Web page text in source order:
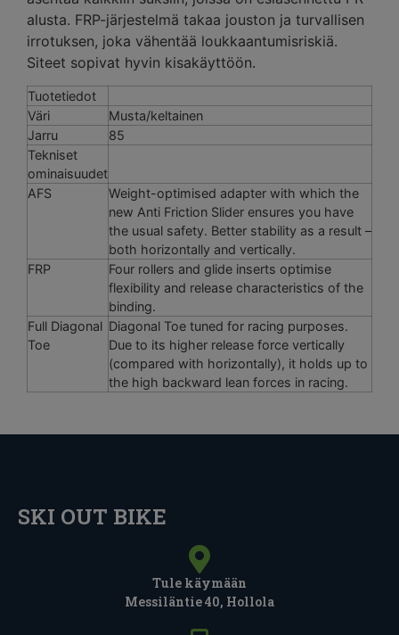
alusta. FRP-järjestelmä takaa jouston ja turvallisen
irrotuksen, joka vähentää loukkaantumisriskiä.
Siteet sopivat hyvin kisakäyttöön.
Tuotetiedot
Väri
Musta/keltainen
Jarru
85
Tekniset
ominaisuudet
AFS
Weight-optimised adapter with which the
new Anti Friction Slider ensures you have
the usual safety. Better stability as a result –
both horizontally and vertically.
FRP
Four rollers and glide inserts optimise
flexibility and release characteristics of the
binding.
Full Diagonal
Toe
Diagonal Toe tuned for racing purposes.
Due to its higher release force vertically
(compared with horizontally), it holds up to
the high backward lean forces in racing.
SKI OUT BIKE
Tule käymään
Messiläntie 40, Hollola